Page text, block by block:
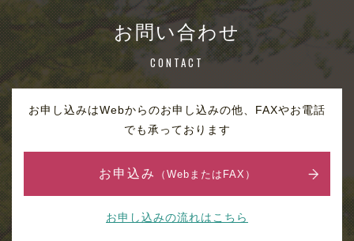
お問い合わせ
CONTACT
お申し込みはWebからのお申し込みの他、FAXやお電話
でも承っております
お申込み （WebまたはFAX）
お申し込みの流れはこちら